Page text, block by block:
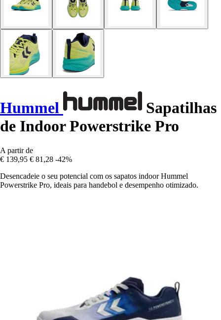
Hummel
Sapatilhas
de Indoor Powerstrike Pro
A partir de
€ 139,95 € 81,28 -42%
Desencadeie o seu potencial com os sapatos indoor Hummel
Powerstrike Pro, ideais para handebol e desempenho otimizado.